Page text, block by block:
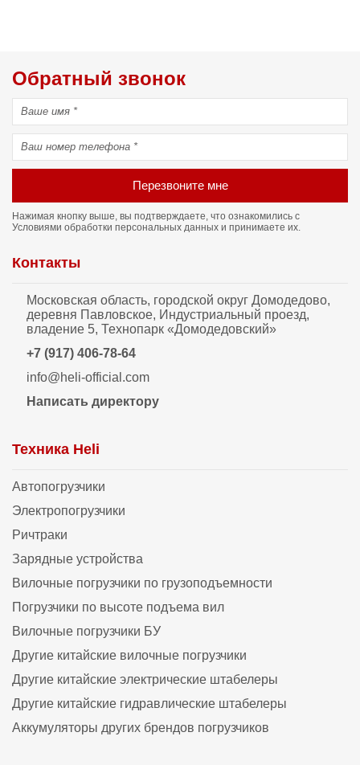
Обратный звонок
Перезвоните мне
Нажимая кнопку выше, вы подтверждаете, что ознакомились с
Условиями обработки персональных данных и принимаете их.
Контакты
Московская область, городской округ Домодедово,
деревня Павловское, Индустриальный проезд,
владение 5, Технопарк «Домодедовский»
+7 (917) 406-78-64
info@heli-official.com
Написать директору
Техника Heli
Автопогрузчики
Электропогрузчики
Ричтраки
Зарядные устройства
Вилочные погрузчики по грузоподъемности
Погрузчики по высоте подъема вил
Вилочные погрузчики БУ
Другие китайские вилочные погрузчики
Другие китайские электрические штабелеры
Другие китайские гидравлические штабелеры
Аккумуляторы других брендов погрузчиков